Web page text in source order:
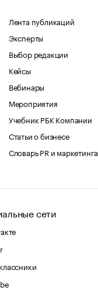
Лента публикаций
Эксперты
Выбор редакции
Кейсы
Вебинары
Мероприятия
Учебник РБК Компании
Статьи о бизнесе
Словарь PR и маркетинга
сети